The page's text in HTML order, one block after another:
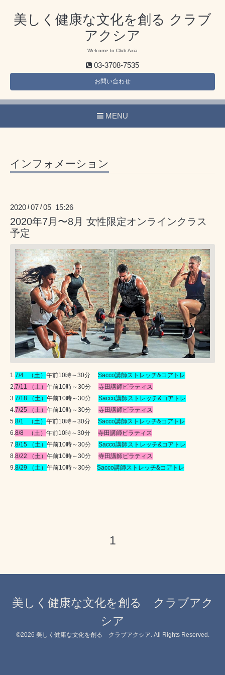
美しく健康な文化を創る クラブ
アクシア
Welcome to Club Axia
03-3708-7535
お問い合わせ
MENU
インフォメーション
2020 /07 /05 15:26
2020年7月〜8月 女性限定オンラインクラス
予定
1.7/4 （土） 午前10時～30分 Sacco講師ストレッチ&コアトレ
2.7/11 （土） 午前10時～30分 寺田講師ピラティス
3.7/18 （土） 午前10時～30分 Sacco講師ストレッチ&コアトレ
4.7/25 （土） 午前10時～30分 寺田講師ピラティス
5.8/1 （土） 午前10時～30分 Sacco講師ストレッチ&コアトレ
6.8/8 （土） 午前10時～30分 寺田講師ピラティス
7.8/15 （土） 午前10時～30分 Sacco講師ストレッチ&コアトレ
8.8/22 （土） 午前10時～30分 寺田講師ピラティス
9.8/29 （土） 午前10時～30分 Sacco講師ストレッチ&コアトレ
1
美しく健康な文化を創る クラブアク
シア
©2026 美しく健康な文化を創る クラブアクシア. All Rights Reserved.